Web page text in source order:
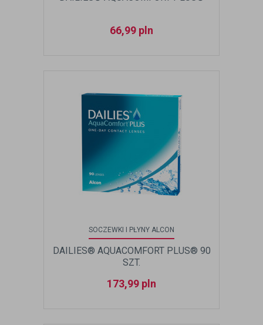
66,99 pln
SOCZEWKI I PŁYNY ALCON
DAILIES® AQUACOMFORT PLUS® 90
SZT.
173,99 pln